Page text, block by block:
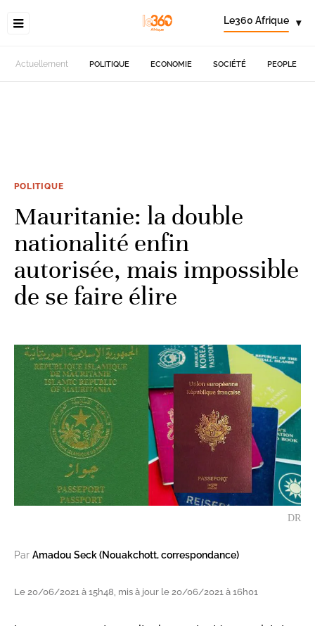
Le360 Afrique ▾
Actuellement POLITIQUE ECONOMIE SOCIÉTÉ PEOPLE
POLITIQUE
Mauritanie: la double
nationalité enfin
autorisée, mais impossible
de se faire élire
DR
Par Amadou Seck (Nouakchott, correspondance)
Le 20/06/2021 à 15h48, mis à jour le 20/06/2021 à 16h01